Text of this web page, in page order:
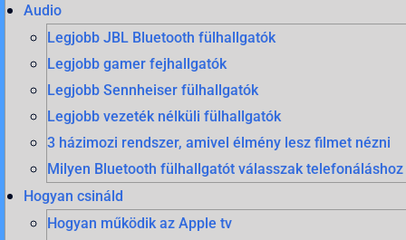
Audio
Legjobb JBL Bluetooth fülhallgatók
Legjobb gamer fejhallgatók
Legjobb Sennheiser fülhallgatók
Legjobb vezeték nélküli fülhallgatók
3 házimozi rendszer, amivel élmény lesz filmet nézni
Milyen Bluetooth fülhallgatót válasszak telefonáláshoz
Hogyan csináld
Hogyan működik az Apple tv